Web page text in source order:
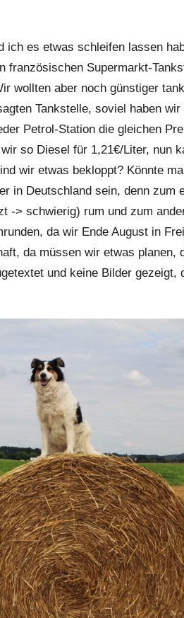
ich es etwas schleifen lassen
französischen Supermarkt-
wollten aber noch günstiger
Tankstelle, soviel haben
Petrol-Station die gleichen
so Diesel für 1,21€/Liter, nun
wir etwas bekloppt? Könnte
in Deutschland sein, denn zum
-> schwierig) rum und zum
da wir Ende August in
da müssen wir etwas planen,
und keine Bilder gezeigt,